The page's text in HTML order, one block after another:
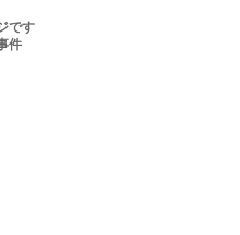
です
件